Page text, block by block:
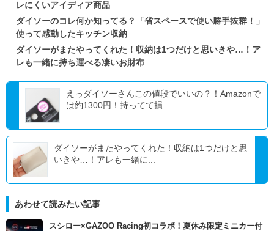
レにくいアイディア商品
ダイソーのコレ何か知ってる？「省スペースで使い勝手抜群！」
使って感動したキッチン収納
ダイソーがまたやってくれた！収納は1つだけと思いきや…！ア
レも一緒に持ち運べる凄いお財布
えっダイソーさんこの値段でいいの？！Amazonで
は約1300円！持ってて損...
ダイソーがまたやってくれた！収納は1つだけと思
いきや…！アレも一緒に...
あわせて読みたい記事
スシロー×GAZOO Racing初コラボ！夏休み限定ミニカー付